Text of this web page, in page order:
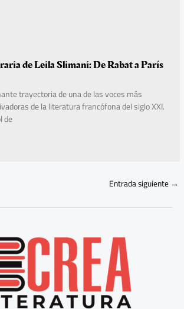
de Leila Slimani: De Rabat a París
trayectoria de una de las voces más
de la literatura francófona del siglo XXI.
de
Entrada siguiente→